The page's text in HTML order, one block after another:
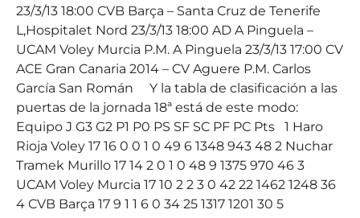
23/3/13 18:00 CVB Barça – Santa Cruz de Tenerife
L,Hospitalet Nord 23/3/13 18:00 AD A Pinguela –
UCAM Voley Murcia P.M. A Pinguela 23/3/13 17:00 CV
ACE Gran Canaria 2014 – CV Aguere P.M. Carlos
García San Román Y la tabla de clasificación a las
puertas de la jornada 18ª está de este modo:
Equipo J G3 G2 P1 P0 PS SF SC PF PC Pts 1 Haro
Rioja Voley 17 16 0 0 1 0 49 6 1348 943 48 2 Nuchar
Tramek Murillo 17 14 2 0 1 0 48 9 1375 970 46 3
UCAM Voley Murcia 17 10 2 2 3 0 42 22 1462 1248 36
4 CVB Barça 17 9 1 1 6 0 34 25 1317 1201 30 5